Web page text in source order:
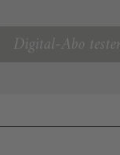
Digital-Abo